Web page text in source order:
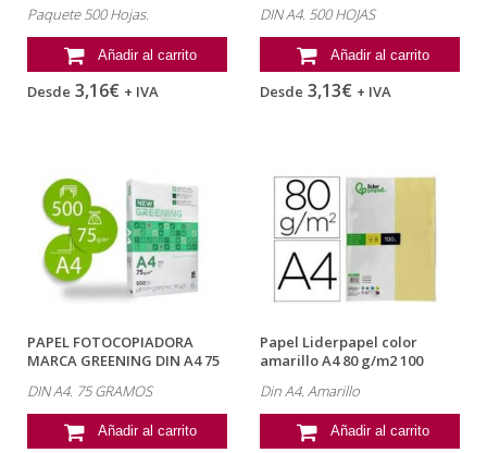
Paquete 500 Hojas.
Añadir al carrito
Desde 3,16€ + IVA
DIN A4. 500 HOJAS
Añadir al carrito
Desde 3,13€ + IVA
PAPEL FOTOCOPIADORA
MARCA GREENING DIN A4 75
DIN A4. 75 GRAMOS
Añadir al carrito
Papel Liderpapel color
amarillo A4 80 g/m2 100
Din A4. Amarillo
Añadir al carrito